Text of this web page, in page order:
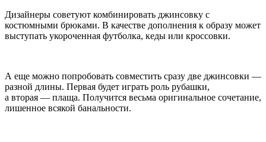
Дизайнеры советуют комбинировать джинсовку с
костюмными брюками. В качестве дополнения к образу может
выступать укороченная футболка, кеды или кроссовки.
А еще можно попробовать совместить сразу две джинсовки —
разной длины. Первая будет играть роль рубашки,
а вторая — плаща. Получится весьма оригинальное сочетание,
лишенное всякой банальности.